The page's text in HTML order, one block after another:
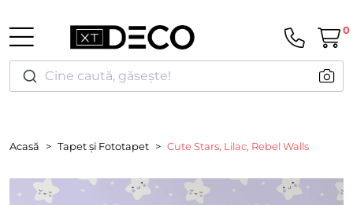
Cine caută, găsește!
0
Acasă Tapet și Fototapet Cute Stars, Lilac, Rebel Walls